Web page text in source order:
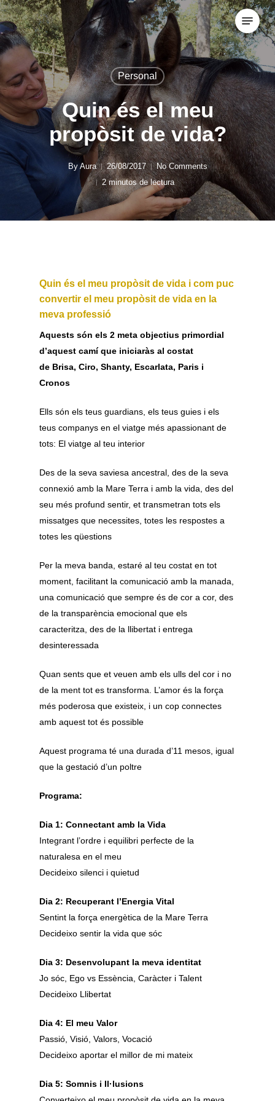
Skip
to
main
content
Menu
Personal
Quin és el meu
propòsit de vida?
By Aura 26/08/2017
No Comments
2 minutos de lectura
Quin és el meu propòsit de vida i com puc
convertir el meu propòsit de vida en la
meva professió
Aquests són els 2 meta objectius primordial
d’aquest camí que iniciaràs al costat
de Brisa, Ciro, Shanty, Escarlata, Paris i
Cronos
Ells són els teus guardians, els teus guies i els
teus companys en el viatge més apassionant de
tots: El viatge al teu interior
Des de la seva saviesa ancestral, des de la seva
connexió amb la Mare Terra i amb la vida, des del
seu més profund sentir, et transmetran tots els
missatges que necessites, totes les respostes a
totes les qüestions
Per la meva banda, estaré al teu costat en tot
moment, facilitant la comunicació amb la manada,
una comunicació que sempre és de cor a cor, des
de la transparència emocional que els
caracteritza, des de la llibertat i entrega
desinteressada
Quan sents que et veuen amb els ulls del cor i no
de la ment tot es transforma. L’amor és la força
més poderosa que existeix, i un cop connectes
amb aquest tot és possible
Aquest programa té una durada d’11 mesos, igual
que la gestació d’un poltre
Programa:
Dia 1: Connectant amb la Vida
Integrant l’ordre i equilibri perfecte de la
naturalesa en el meu
Decideixo silenci i quietud
Dia 2: Recuperant l’Energia Vital
Sentint la força energètica de la Mare Terra
Decideixo sentir la vida que sóc
Dia 3: Desenvolupant la meva identitat
Jo sóc, Ego vs Essència, Caràcter i Talent
Decideixo Llibertat
Dia 4: El meu Valor
Passió, Visió, Valors, Vocació
Decideixo aportar el millor de mi mateix
Dia 5: Somnis i Il·lusions
Close
Menu